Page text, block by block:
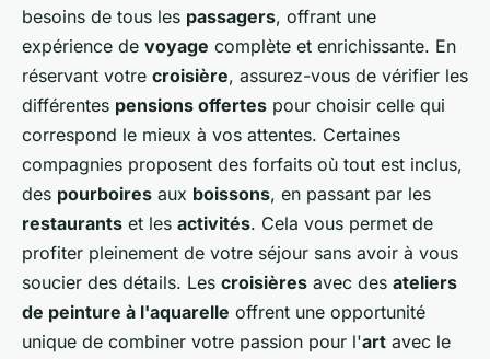
besoins de tous les passagers, offrant une
expérience de voyage complète et enrichissante. En
réservant votre croisière, assurez-vous de vérifier les
différentes pensions offertes pour choisir celle qui
correspond le mieux à vos attentes. Certaines
compagnies proposent des forfaits où tout est inclus,
des pourboires aux boissons, en passant par les
restaurants et les activités. Cela vous permet de
profiter pleinement de votre séjour sans avoir à vous
soucier des détails. Les croisières avec des ateliers
de peinture à l'aquarelle offrent une opportunité
unique de combiner votre passion pour l'art avec le